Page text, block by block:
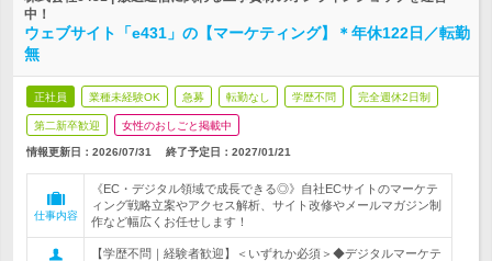
中！
ウェブサイト「e431」の【マーケティング】＊年休122日／転勤
無
正社員 業種未経験OK 急募 転勤なし 学歴不問 完全週休2日制
第二新卒歓迎 女性のおしごと掲載中
情報更新日：2026/07/31 終了予定日： 2027/01/21
仕事内容
《EC・デジタル領域で成長できる◎》自社ECサイトのマーケテ
ィング戦略立案やアクセス解析、サイト改修やメールマガジン制
作など幅広くお任せします！
【学歴不問｜経験者歓迎】＜いずれか必須＞◆デジタルマーケテ